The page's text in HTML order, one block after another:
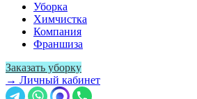
Уборка
Химчистка
Компания
Франшиза
Заказать уборку
→ Личный кабинет